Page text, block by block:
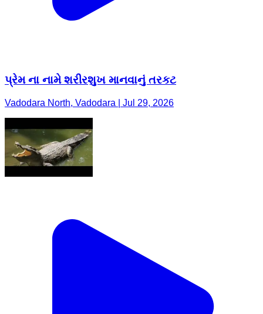
પ્રેમ ના નામે શરીરશુખ માનવાનું તરકટ
Vadodara North, Vadodara | Jul 29, 2026